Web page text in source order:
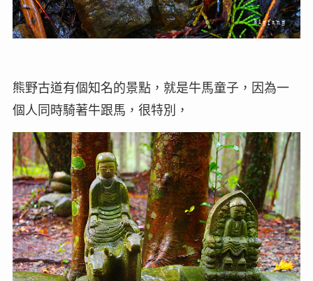
熊野古道有個知名的景點，就是牛馬童子，因為一
個人同時騎著牛跟馬，很特別，